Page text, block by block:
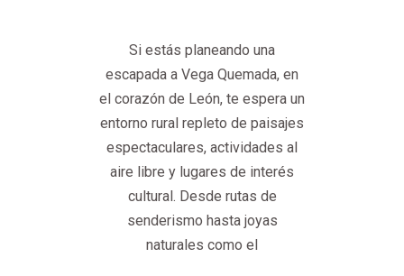
Si estás planeando una
escapada a Vega Quemada, en
el corazón de León, te espera un
entorno rural repleto de paisajes
espectaculares, actividades al
aire libre y lugares de interés
cultural. Desde rutas de
senderismo hasta joyas
naturales como el